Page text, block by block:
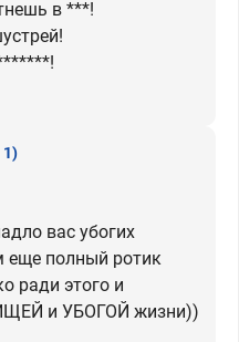
в ***!
1)
вас убогих
еще полный ротик
ради этого и
и УБОГОЙ жизни))